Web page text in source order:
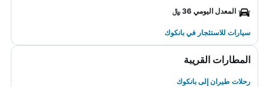
المعدل اليومي 36 ﷼
سيارات للاستئجار في بانكوك
المطارات القريبة
رحلات طيران إلى بانكوك